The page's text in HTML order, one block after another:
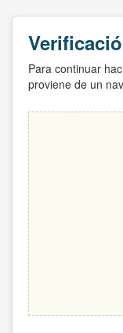
Para continuar
proviene de un